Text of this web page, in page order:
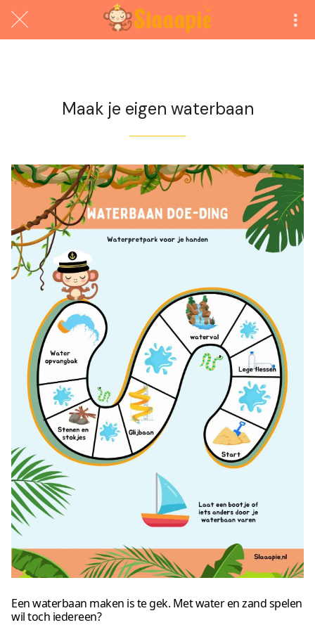
Maak je eigen waterbaan
Een waterbaan maken is te gek. Met water en zand spelen
wil toch iedereen?